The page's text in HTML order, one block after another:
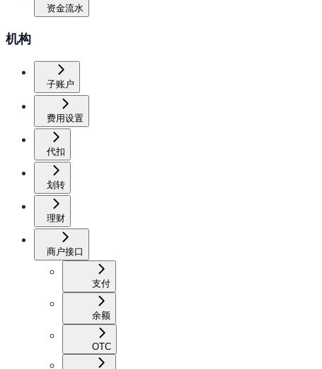
资金流水
机构
子账户
费用设置
代扣
划转
理财
商户接口
支付
余额
OTC